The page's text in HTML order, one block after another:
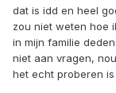
dat is idd en heel
zou niet weten hoe
in mijn familie
niet aan vragen,
het echt proberen